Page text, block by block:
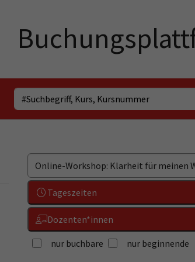
Tageszeiten
Dozenten*innen
nur buchbare nur beginnende